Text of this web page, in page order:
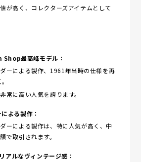
が高く、コレクターズアイテムとして
最高峰モデル：
ーによる製作、1961年当時の仕様を再
常に高い人気を誇ります。
よる製作：
ーによる製作は、特に人気が高く、中
で取引されます。
アルなヴィンテージ感：